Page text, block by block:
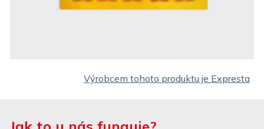
Výrobcem tohoto produktu je Expresta